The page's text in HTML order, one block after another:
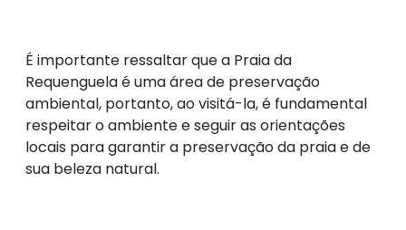
É importante ressaltar que a Praia da
Requenguela é uma área de preservação
ambiental, portanto, ao visitá-la, é fundamental
respeitar o ambiente e seguir as orientações
locais para garantir a preservação da praia e de
sua beleza natural.